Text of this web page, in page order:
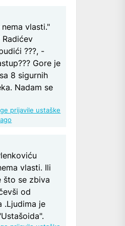
vlasti."
???, -
Gore je
8 sigurnih
Nadam se
prijavile ustaške
vlasti. Ili
što se zbiva
od
.Ljudima je